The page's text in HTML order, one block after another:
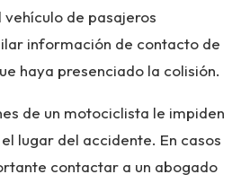
de pasajeros
información de contacto de
haya presenciado la colisión.
de un motociclista le impiden
lugar del accidente. En casos
contactar a un abogado